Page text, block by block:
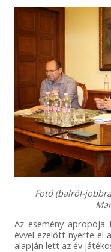
Fotó (balról-
Az esemény apropója
évvel ezelőtt nyerte el
alapján lett az év